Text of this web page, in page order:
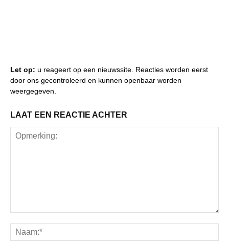
Let op: u reageert op een nieuwssite. Reacties worden eerst
door ons gecontroleerd en kunnen openbaar worden
weergegeven.
LAAT EEN REACTIE ACHTER